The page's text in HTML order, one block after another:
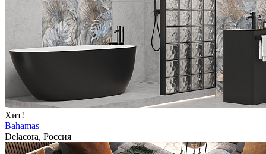
Хит!
Bahamas
Delacora, Россия